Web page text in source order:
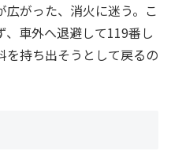
がった、消火に迷う。こ
車外へ退避して119番し
を持ち出そうとして戻るの